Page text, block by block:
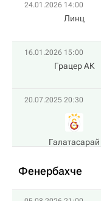
24.01.2026 14:00
Линц
16.01.2026 15:00
Грацер АК
20.07.2025 20:30
Галатасарай
Фенербахче